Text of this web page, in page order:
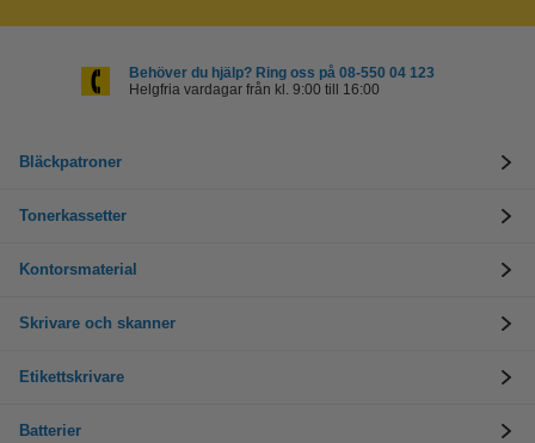
Behöver du hjälp? Ring oss på 08-550 04 123
Helgfria vardagar från kl. 9:00 till 16:00
Bläckpatroner
Tonerkassetter
Kontorsmaterial
Skrivare och skanner
Etikettskrivare
Batterier